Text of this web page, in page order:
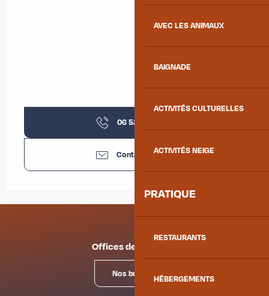
AVEC LES ANIMAUX
BAIGNADE
ACTIVITÉS CULTURELLES
ACTIVITÉS NEIGE
PRATIQUE
RESTAURANTS
HÉBERGEMENTS
06 52 98 47
Contactez-nous
Offices de tourisme
Nos bureaux